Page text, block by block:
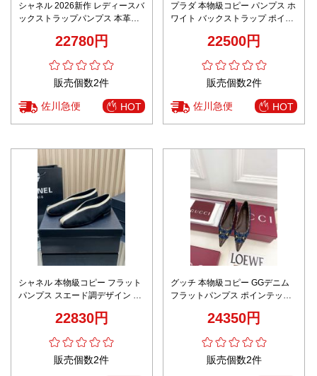
シャネル 2026新作 レディースバ
ックストラップパンプス 本革使
仕上げ 安心サイト 格安 エレガン
22780円
販売個数2件
佐川急便 HOT
プラダ 本物級コピー パンプス ホ
ワイト バックストラップ ポイン
22500円
販売個数2件
佐川急便 HOT
シャネル 本物級コピー フラット
パンプス スエード調デザイン バ
22830円
販売個数2件
グッチ 本物級コピー GGデニム
フラットパンプス ポインテッド
24350円
販売個数2件